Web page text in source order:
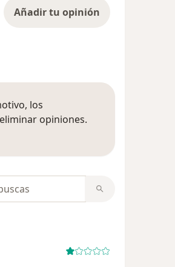
Añadir tu opinión
los
opiniones.